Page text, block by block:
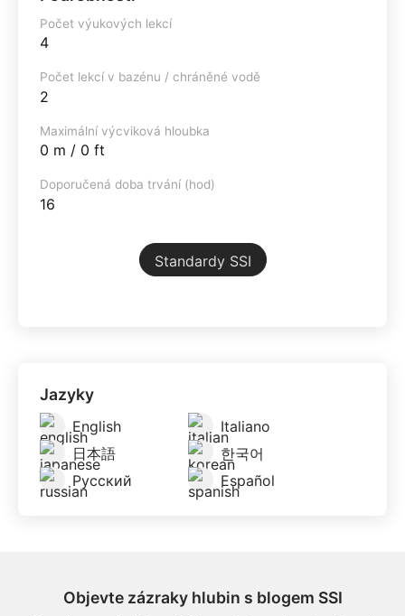
Počet výukových lekcí
4
Počet lekcí v bazénu / chráněné vodě
2
Maximální výcviková hloubka
0 m / 0 ft
Doporučená doba trvání (hod)
16
Standardy SSI
Jazyky
English
Italiano
日本語
한국어
Русский
Español
Objevte zázraky hlubin s blogem SSI